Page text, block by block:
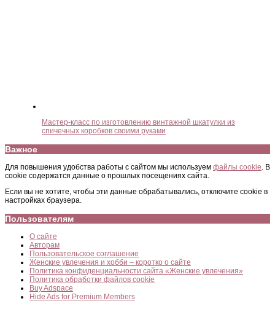
Мастер-класс по изготовлению винтажной шкатулки из
спичечных коробков своими руками
Важное
Для повышения удобства работы с сайтом мы используем файлы cookie. В
cookie содержатся данные о прошлых посещениях сайта.
Если вы не хотите, чтобы эти данные обрабатывались, отключите cookie в
настройках браузера.
Пользователям
О сайте
Авторам
Пользовательское соглашение
Женские увлечения и хобби – коротко о сайте
Политика конфиденциальности сайта «Женские увлечения»
Политика обработки файлов cookie
Buy Adspace
Hide Ads for Premium Members